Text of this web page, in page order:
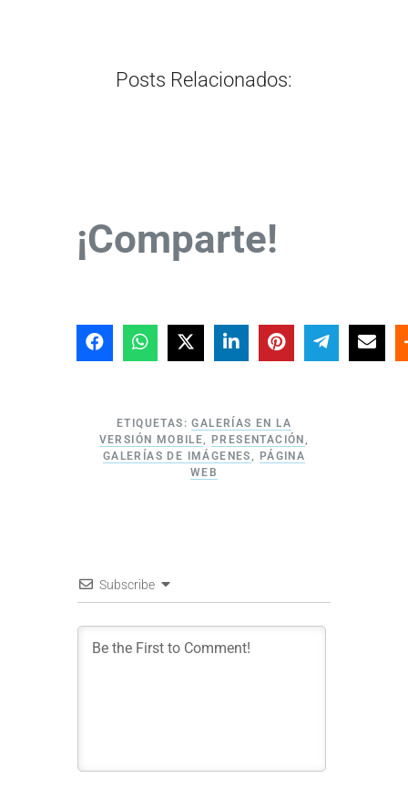
Posts Relacionados:
… … … …
¡Comparte!
ETIQUETAS: GALERÍAS EN LA
VERSIÓN MOBILE, PRESENTACIÓN ,
GALERÍAS DE IMÁGENES ,
PÁGINA
WEB
Subscribe